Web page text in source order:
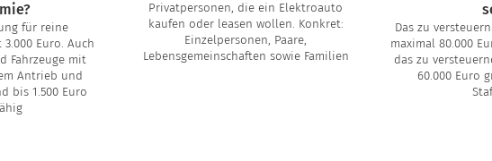
für reine
Euro. Auch
Fahrzeuge mit
Antrieb und
bis 1.500 Euro
Privatpersonen, die ein Elektroauto
kaufen oder leasen wollen. Konkret:
Einzelpersonen, Paare,
Lebensgemeinschaften sowie Familien
Das zu
maximal 80.000
das zu
60.000 Euro